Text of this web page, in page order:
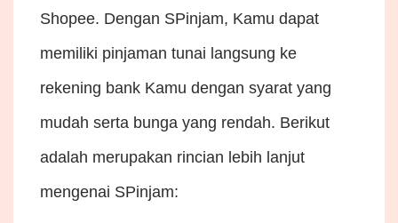
Shopee. Dengan SPinjam, Kamu dapat
memiliki pinjaman tunai langsung ke
rekening bank Kamu dengan syarat yang
mudah serta bunga yang rendah. Berikut
adalah merupakan rincian lebih lanjut
mengenai SPinjam: